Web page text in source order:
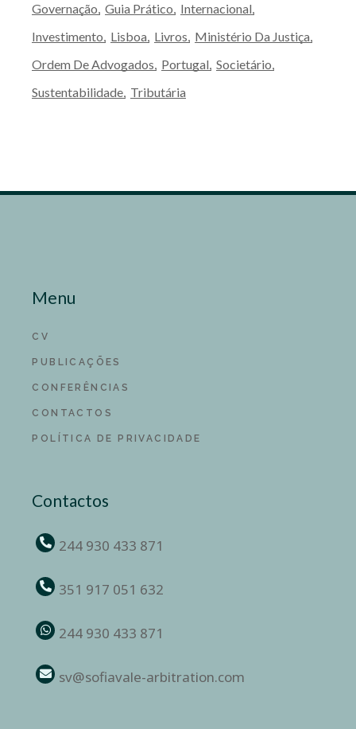
Governação Guia Prático Internacional
Investimento Lisboa Livros Ministério Da Justiça
Ordem De Advogados Portugal Societário
Sustentabilidade Tributária
Menu
CV
PUBLICAÇÕES
CONFERÊNCIAS
CONTACTOS
POLÍTICA DE PRIVACIDADE
Contactos
244 930 433 871
351 917 051 632
244 930 433 871
sv@sofiavale-arbitration.com